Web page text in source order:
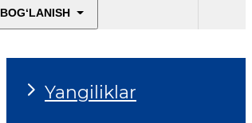
BOG‘LANISH
Yangiliklar